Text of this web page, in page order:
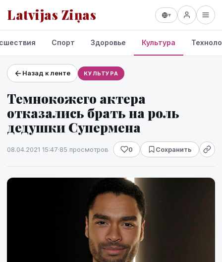
Latvijas Ziņas ▾
Проекты и сервисы
Прогноз погоды
Спорт Здоровье Культура
Назад к ленте КУЛЬТУРА
Темнокожего актера
отказались брать на роль
дедушки Супермена
08.04.2021 15:47·85 просмотров 0 Сохранить